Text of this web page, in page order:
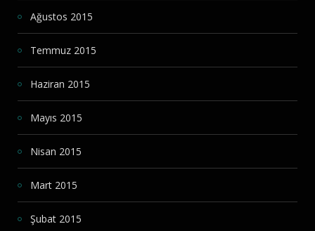
Ağustos 2015
Temmuz 2015
Haziran 2015
Mayıs 2015
Nisan 2015
Mart 2015
Şubat 2015